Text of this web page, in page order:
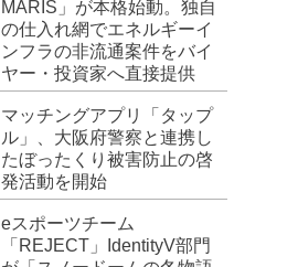
MARIS」が本格始動。独自
の仕入れ網でエネルギーイ
ンフラの非流通案件をバイ
ヤー・投資家へ直接提供
マッチングアプリ「タップ
ル」、大阪府警察と連携し
たぼったくり被害防止の啓
発活動を開始
eスポーツチーム
「REJECT」IdentityV部門